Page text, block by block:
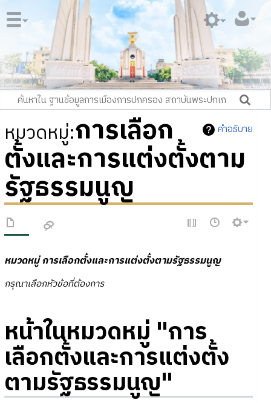
คำอธิบาย
หมวดหมู่:การเลือก
ตั้งและการแต่งตั้งตาม
รัฐธรรมนูญ
หมวดหมู่ การเลือกตั้งและการแต่งตั้งตามรัฐธรรมนูญ
กรุณาเลือกหัวข้อที่ต้องการ
หน้าในหมวดหมู่ "การ
เลือกตั้งและการแต่งตั้ง
ตามรัฐธรรมนูญ"